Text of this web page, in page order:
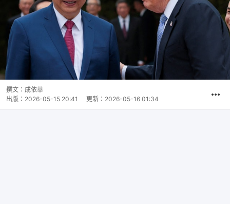
撰文： 成依華
出版： 2026-05-15 20:41 更新： 2026-05-16 01:34